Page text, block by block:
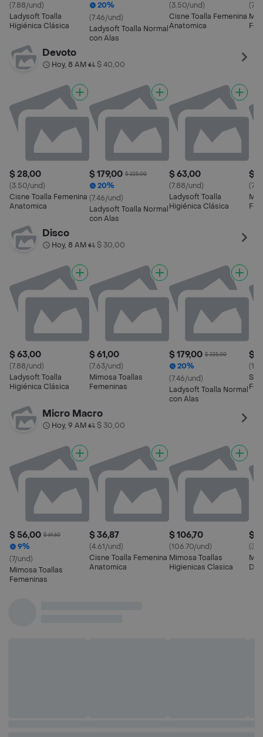
(7.88/und)
Ladysoft Toalla
Higiénica Clásica
20%
(7.46/und)
Ladysoft Toalla Normal
con Alas
(3.50/und)
Cisne Toalla Femenina
Anatomica
Devoto
Hoy, 8 AM• $ 40,00
$ 28,00
(3.50/und)
Cisne Toalla Femenina
Anatomica
$ 179,00 $ 225,00
20%
(7.46/und)
Ladysoft Toalla Normal
con Alas
$ 63,00
(7.88/und)
Ladysoft Toalla
Higiénica Clásica
$
Disco
Hoy, 8 AM• $ 30,00
$ 63,00
(7.88/und)
Ladysoft Toalla
Higiénica Clásica
$ 61,00
(7.63/und)
Mimosa Toallas
Femeninas
$ 179,00 $ 225,00
20%
(7.46/und)
Ladysoft Toalla Normal
con Alas
$
Micro Macro
Hoy, 9 AM• $ 30,00
$ 56,00 $ 61,60
9%
(7/und)
Mimosa Toallas
Femeninas
$ 36,87
(4.61/und)
Cisne Toalla Femenina
Anatomica
$ 106,70
(106.70/und)
Mimosa Toallas
Higienicas Clasica
$